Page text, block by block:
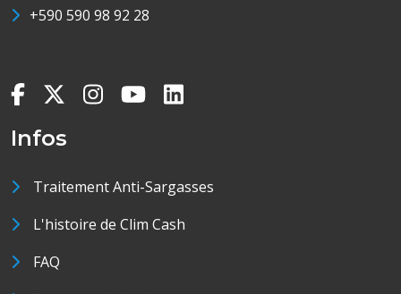
+590 590 98 92 28
Infos
Traitement Anti-Sargasses
L'histoire de Clim Cash
FAQ